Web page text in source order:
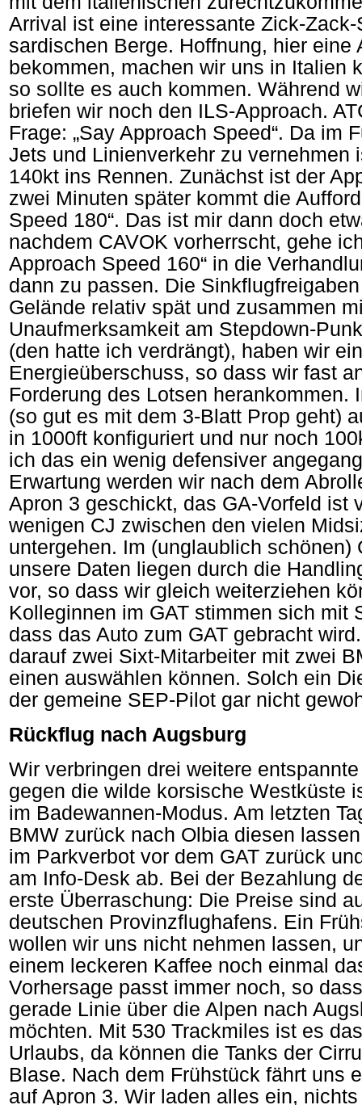
Arrival ist eine interessante Zick-
sardischen Berge. Hoffnung, hier eine
bekommen, machen wir uns in Italien
so sollte es auch kommen. Während
briefen wir noch den ILS-Approach.
Frage: „Say Approach Speed“. Da im
Jets und Linienverkehr zu vernehmen
140kt ins Rennen. Zunächst ist der
zwei Minuten später kommt die
Speed 180“. Das ist mir dann doch
nachdem CAVOK vorherrscht, gehe
Approach Speed 160“ in die
dann zu passen. Die
Gelände relativ spät und zusammen
Unaufmerksamkeit am Stepdown-
(den hatte ich verdrängt), haben wir
Energieüberschuss, so dass wir fast
Forderung des Lotsen herankommen.
(so gut es mit dem 3-Blatt Prop geht)
in 1000ft konfiguriert und nur noch
ich das ein wenig defensiver
Erwartung werden wir nach dem
Apron 3 geschickt, das GA-Vorfeld ist
wenigen CJ zwischen den vielen
untergehen. Im (unglaublich schönen)
unsere Daten liegen durch die
vor, so dass wir gleich weiterziehen
Kolleginnen im GAT stimmen sich mit
dass das Auto zum GAT gebracht
darauf zwei Sixt-Mitarbeiter mit zwei
einen auswählen können. Solch ein
der gemeine SEP-Pilot gar nicht
Rückflug nach Augsburg
Wir verbringen drei weitere
gegen die wilde korsische Westküste
im Badewannen-Modus. Am letzten
BMW zurück nach Olbia diesen
im Parkverbot vor dem GAT zurück
am Info-Desk ab. Bei der Bezahlung
erste Überraschung: Die Preise sind
deutschen Provinzflughafens. Ein
wollen wir uns nicht nehmen lassen,
einem leckeren Kaffee noch einmal
Vorhersage passt immer noch, so
gerade Linie über die Alpen nach
möchten. Mit 530 Trackmiles ist es
Urlaubs, da können die Tanks der
Blase. Nach dem Frühstück fährt uns
auf Apron 3. Wir laden alles ein,